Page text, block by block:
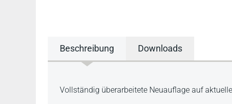
Beschreibung Downloads
Beschreibung
Vollständig überarbeitete Neuauflage auf